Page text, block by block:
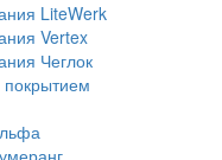
LiteWerk
Vertex
Чеглок